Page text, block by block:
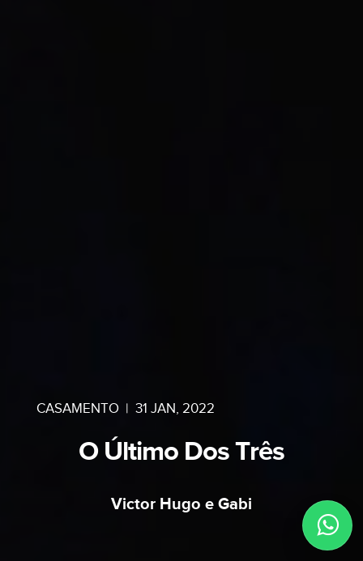
CASAMENTO | 31 JAN, 2022
O Último Dos Três
Victor Hugo e Gabi